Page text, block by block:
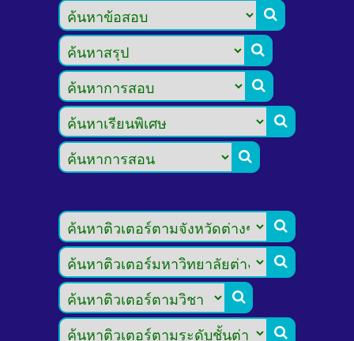








